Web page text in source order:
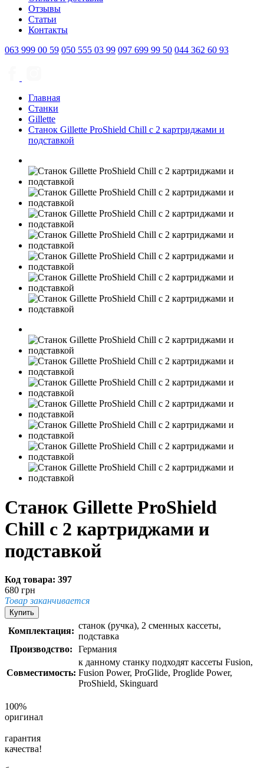
Отзывы
Статьи
Контакты
063 999 00 59 050 555 03 99 097 699 99 50 044 362 60 93
Главная
Станки
Gillette
Станок Gillette ProShield Chill c 2 картриджами и
подставкой
Станок Gillette ProShield
Chill c 2 картриджами и
подставкой
Код товара: 397
680 грн
Товар заканчивается
Купить
Комплектация:
станок (ручка), 2 сменных кассеты,
подставка
Производство:
Германия
Совместимость:
к данному станку подходят кассеты Fusion,
Fusion Power, ProGlide, Proglide Power,
ProShield, Skinguard
100%
оригинал
гарантия
качества!